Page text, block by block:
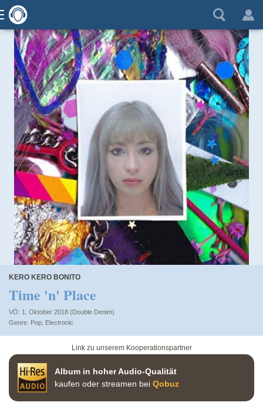
KERO KERO BONITO
Time 'n' Place
VÖ: 1. Oktober 2018 (Double Denim)
Pop Electronic
Link zu unserem Kooperationspartner
Album in hoher Audio-Qualität
kaufen oder streamen bei Qobuz